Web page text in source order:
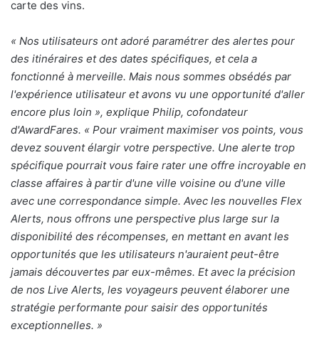
carte des vins.
« Nos utilisateurs ont adoré paramétrer des alertes pour
des itinéraires et des dates spécifiques, et cela a
fonctionné à merveille. Mais nous sommes obsédés par
l'expérience utilisateur et avons vu une opportunité d'aller
encore plus loin », explique Philip, cofondateur
d'AwardFares. « Pour vraiment maximiser vos points, vous
devez souvent élargir votre perspective. Une alerte trop
spécifique pourrait vous faire rater une offre incroyable en
classe affaires à partir d'une ville voisine ou d'une ville
avec une correspondance simple. Avec les nouvelles Flex
Alerts, nous offrons une perspective plus large sur la
disponibilité des récompenses, en mettant en avant les
opportunités que les utilisateurs n'auraient peut-être
jamais découvertes par eux-mêmes. Et avec la précision
de nos Live Alerts, les voyageurs peuvent élaborer une
stratégie performante pour saisir des opportunités
exceptionnelles. »